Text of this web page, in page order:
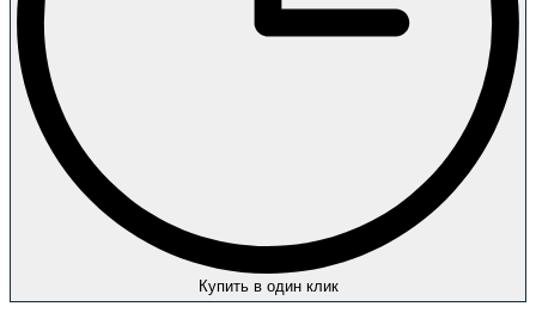
Купить в один клик